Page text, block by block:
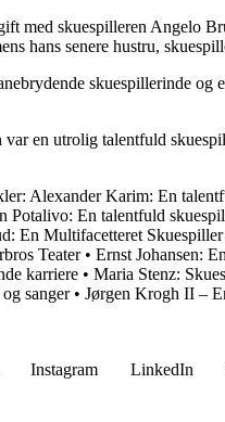
med skuespilleren Angelo
hans senere hustru,
skuespillerinde
var en utrolig talentfuld
Alexander Karim: En
Potalivo: En talentfuld
En Multifacetteret Skuespiller
Teater• Ernst Johansen:
karriere • Maria Stenz:
sanger• Jørgen Krogh II –
Instagram LinkedIn